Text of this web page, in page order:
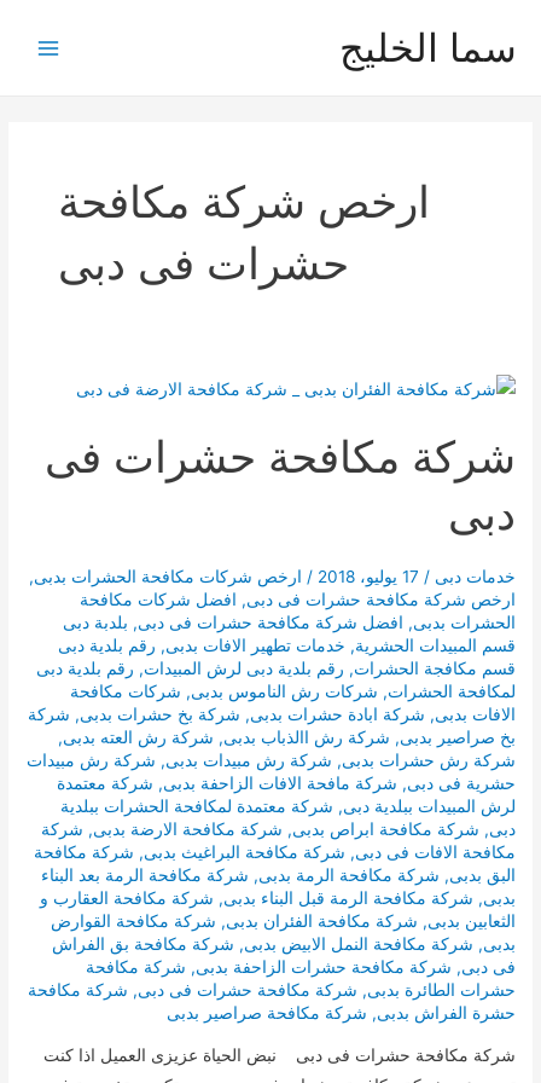
سما الخليج
ارخص شركة مكافحة
حشرات فى دبى
شركة مكافحة حشرات فى
دبى
خدمات دبى / 17 يوليو، 2018 / ارخص شركات مكافحة الحشرات بدبى,
ارخص شركة مكافحة حشرات فى دبى, افضل شركات مكافحة
الحشرات بدبى, افضل شركة مكافحة حشرات فى دبى, بلدبة دبى
قسم المبيدات الحشرية, خدمات تطهير الافات بدبى, رقم بلدية دبى
قسم مكافجة الحشرات, رقم بلدية دبى لرش المبيدات, رقم بلدية دبى
لمكافحة الحشرات, شركات رش الناموس بدبى, شركات مكافحة
الافات بدبى, شركة ابادة حشرات بدبى, شركة بخ حشرات بدبى, شركة
بخ صراصير بدبى, شركة رش االذباب بدبى, شركة رش العته بدبى,
شركة رش حشرات بدبى, شركة رش مبيدات بدبى, شركة رش مبيدات
حشرية فى دبى, شركة مافحة الافات الزاحفة بدبى, شركة معتمدة
لرش المبيدات ببلدية دبى, شركة معتمدة لمكافحة الحشرات ببلدية
دبى, شركة مكافحة ابراص بدبى, شركة مكافحة الارضة بدبى, شركة
مكافحة الافات فى دبى, شركة مكافحة البراغيث بدبى, شركة مكافحة
البق بدبى, شركة مكافحة الرمة بدبى, شركة مكافحة الرمة بعد البناء
بدبى, شركة مكافحة الرمة قبل البناء بدبى, شركة مكافحة العقارب و
الثعابين بدبى, شركة مكافحة الفئران بدبى, شركة مكافحة القوارض
بدبى, شركة مكافحة النمل الابيض بدبى, شركة مكافحة بق الفراش
فى دبى, شركة مكافحة حشرات الزاحفة بدبى, شركة مكافحة
حشرات الطائرة بدبى, شركة مكافحة حشرات فى دبى, شركة مكافحة
حشرة الفراش بدبى, شركة مكافحة صراصير بدبى
شركة مكافحة حشرات فى دبى نبض الحياة عزيزى العميل اذا كنت